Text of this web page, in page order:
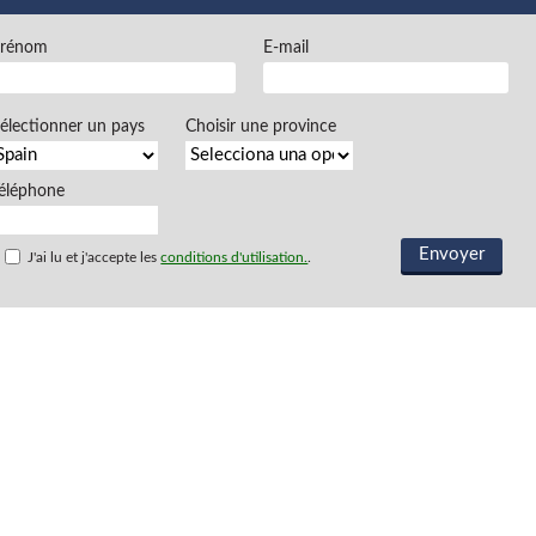
E-mail
un pays Choisir une province
J'ai lu et j'accepte lesconditions d'utilisation.